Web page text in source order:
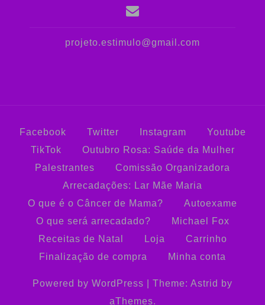
projeto.estimulo@gmail.com
Facebook Twitter Instagram
Youtube
TikTok
Outubro Rosa: Saúde da Mulher
Palestrantes
Comissão Organizadora
Arrecadações: Lar Mãe Maria
O que é o Câncer de Mama?
Autoexame
O que será arrecadado?
Michael Fox
Receitas de Natal
Loja
Carrinho
Finalização de compra
Minha conta
Powered by WordPress Theme: Astrid by
aThemes.